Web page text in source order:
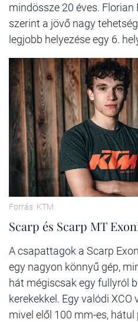
mindössze 20 éves.
szerint a jövő nagy
legjobb helyezése egy 6.
Forrás: KTM
Scarp és Scarp MT
A csapattagok a Scarp
egy nagyon könnyű gép,
hát mégiscsak egy fullyról
kerekekkel. Egy valódi
mivel elől 100 mm-es, hátul